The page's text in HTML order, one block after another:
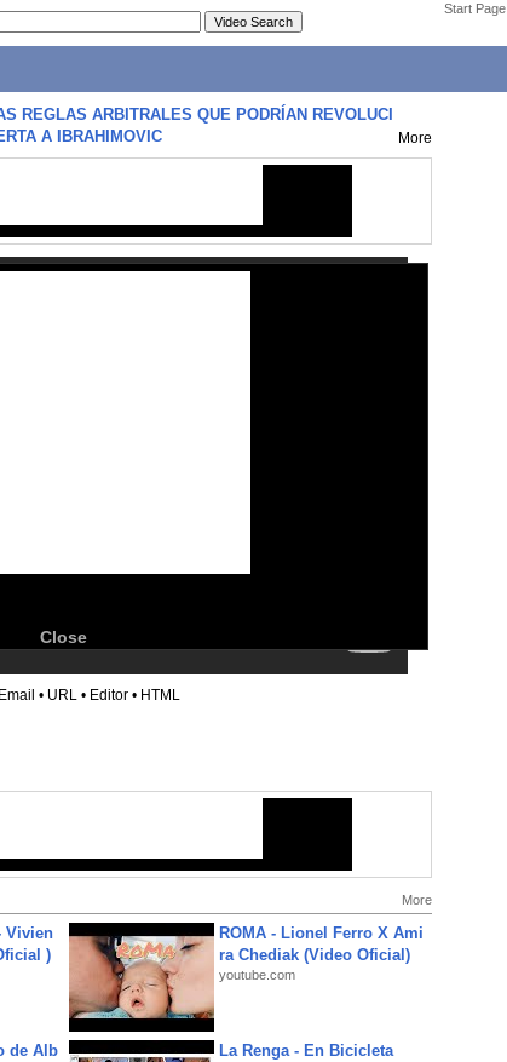
Start Page
REGLAS ARBITRALES QUE PODRÍAN REVOLUCI
A IBRAHIMOVIC
More
Close
Email • URL • Editor • HTML
More
Vivien
)
ROMA - Lionel Ferro X Ami
ra Chediak (Video Oficial)
youtube.com
de Alb
La Renga - En Bicicleta